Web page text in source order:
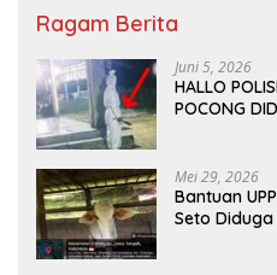
Ragam Berita
Juni 5, 2026
HALLO
POCONG
Mei 29, 2026
Bantuan
Seto